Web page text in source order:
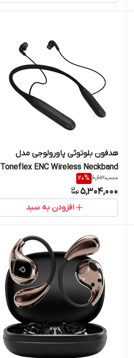
هدفون بلوتوثی پاورولوجی مدل
Toneflex ENC Wireless Neckband
6,630,000
20%
5,304,000
افزودن به سبد